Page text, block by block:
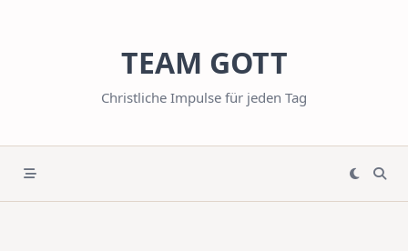
TEAM GOTT
Christliche Impulse für jeden Tag